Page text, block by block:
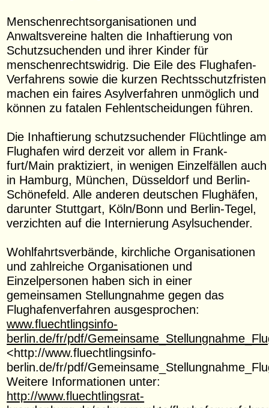
Menschenrechtsorganisationen und
Anwaltsvereine halten die Inhaftierung von
Schutzsuchenden und ihrer Kinder für
menschenrechtswidrig. Die Eile des Flughafen-
Verfahrens sowie die kurzen Rechtsschutzfristen
machen ein faires Asylverfahren unmöglich und
können zu fatalen Fehlentscheidungen führen.
Die Inhaftierung schutzsuchender Flüchtlinge am
Flughafen wird derzeit vor allem in Frank-
furt/Main praktiziert, in wenigen Einzelfällen auch
in Hamburg, München, Düsseldorf und Berlin-
Schönefeld. Alle anderen deutschen Flughäfen,
darunter Stuttgart, Köln/Bonn und Berlin-Tegel,
verzichten auf die Internierung Asylsuchender.
Wohlfahrtsverbände, kirchliche Organisationen
und zahlreiche Organisationen und
Einzelpersonen haben sich in einer
gemeinsamen Stellungnahme gegen das
Flughafenverfahren ausgesprochen:
www.fluechtlingsinfo-
berlin.de/fr/pdf/
<http://www.fluechtlingsinfo-
berlin.de/fr/pdf/
Weitere Informationen unter:
http://www.fluechtlingsrat-